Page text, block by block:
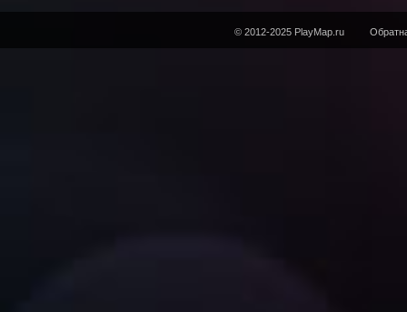
© 2012-2025 PlayMap.ru